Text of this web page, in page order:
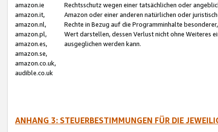
amazon.ie
amazon.it,
amazon.nl,
amazon.pl,
amazon.es,
amazon.se,
amazon.co.uk,
audible.co.uk
Rechtsschutz wegen einer tatsächlichen oder
Amazon oder einer anderen natürlichen oder
Rechte in Bezug auf die Programminhalte
Wert darstellen, dessen Verlust nicht ohne Weiteres
ausgeglichen werden kann.
ANHANG 3: STEUERBESTIMMUNGEN FÜR DIE